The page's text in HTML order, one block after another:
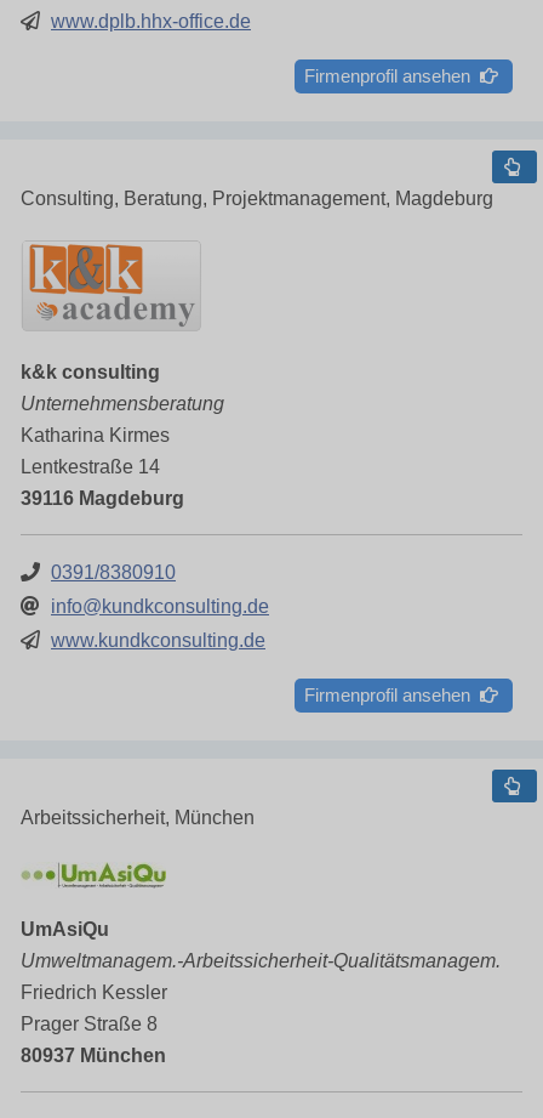
www.dplb.hhx-office.de
Firmenprofil ansehen
Consulting, Beratung, Projektmanagement, Magdeburg
k&k consulting
Unternehmensberatung
Katharina Kirmes
Lentkestraße 14
39116 Magdeburg
0391/8380910
info@kundkconsulting.de
www.kundkconsulting.de
Firmenprofil ansehen
Arbeitssicherheit, München
UmAsiQu
Umweltmanagem.-Arbeitssicherheit-Qualitätsmanagem.
Friedrich Kessler
Prager Straße 8
80937 München